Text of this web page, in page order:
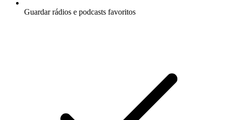
Guardar rádios e podcasts favoritos